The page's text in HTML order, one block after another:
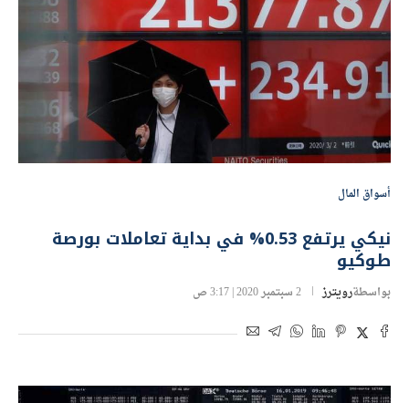
أسواق المال
نيكي يرتفع 0.53% في بداية تعاملات بورصة
طوكيو
بواسطةرويترز 2 سبتمبر 2020 | 3:17 ص